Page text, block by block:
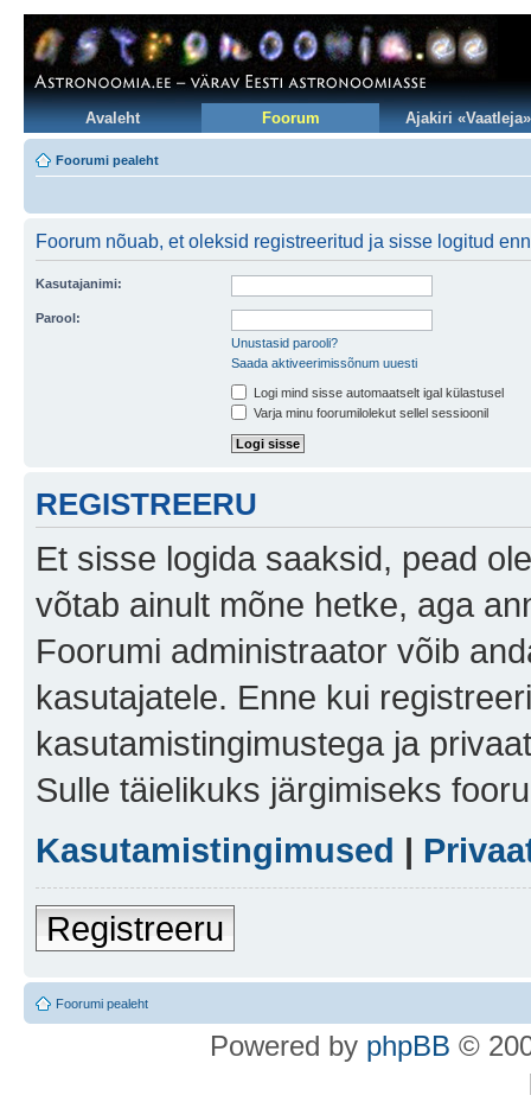
Avaleht Foorum Ajakiri «Vaatleja»
Foorumi pealeht
Foorum nõuab, et oleksid registreeritud ja sisse logitud
Kasutajanimi:
Parool:
Unustasid parooli?
Saada aktiveerimissõnum uuesti
Logi mind sisse automaatselt igal külastusel
Varja minu foorumilolekut sellel sessioonil
REGISTREERU
Et sisse logida saaksid, pead
võtab ainult mõne hetke, aga
Foorumi administraator võib
kasutajatele. Enne kui
kasutamistingimustega ja
Sulle täielikuks järgimiseks
Kasutamistingimused |
Registreeru
Foorumi pealeht
Powered by phpBB ©